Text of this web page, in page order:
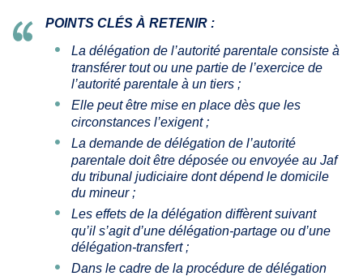
POINTS CLÉS À RETENIR :
La délégation de l’autorité parentale consiste à
transférer tout ou une partie de l’exercice de
l’autorité parentale à un tiers ;
Elle peut être mise en place dès que les
circonstances l’exigent ;
La demande de délégation de l’autorité
parentale doit être déposée ou envoyée au Jaf
du tribunal judiciaire dont dépend le domicile
du mineur ;
Les effets de la délégation diffèrent suivant
qu’il s’agit d’une délégation-partage ou d’une
délégation-transfert ;
Dans le cadre de la procédure de délégation